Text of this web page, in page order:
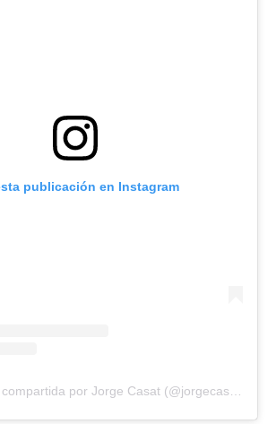
publicación en Instagram